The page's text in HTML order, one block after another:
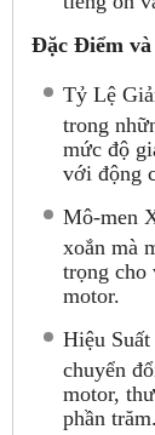
Đặc Điểm
Tỷ Lệ
trong
mức độ
với động
Mô-men
xoắn mà
trọng cho
motor.
Hiệu
chuyển
motor,
phần trăm.